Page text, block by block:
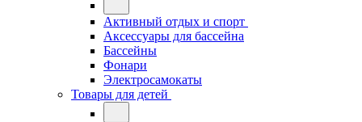
Активный отдых и спорт
Аксессуары для бассейна
Бассейны
Фонари
Электросамокаты
Товары для детей